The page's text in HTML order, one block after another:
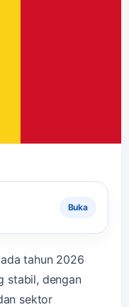
tahun 2026
stabil, dengan
sektor